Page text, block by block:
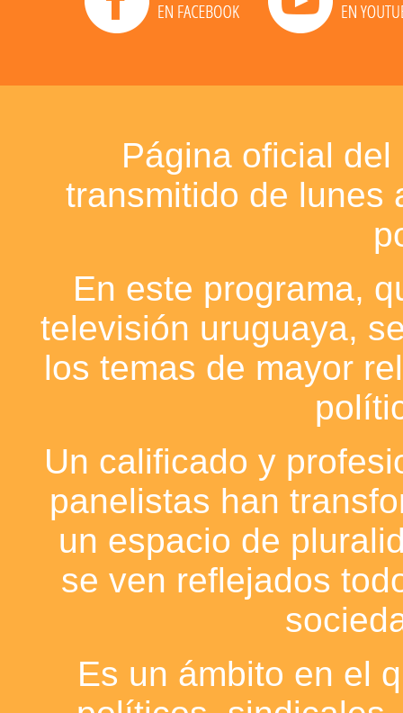
Página oficial
transmitido de lunes
En este programa,
televisión uruguaya,
los temas de mayor
Un calificado y
panelistas han
un espacio de
se ven reflejados
Es un ámbito en el